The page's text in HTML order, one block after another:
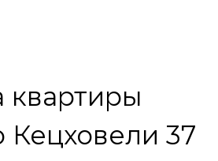
квартиры
Кецховели 37